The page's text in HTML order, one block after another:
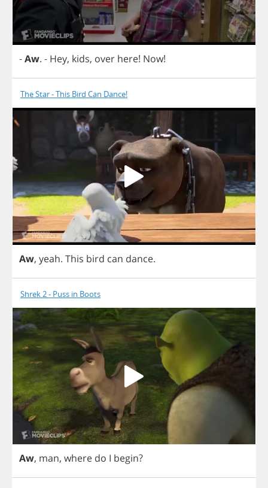
-Aw. - Hey, kids, over here! Now!
The Star - This Bird Can Dance!
Aw, yeah. This bird can dance.
Shrek 2 - Puss in Boots
Aw, man, where do I begin?